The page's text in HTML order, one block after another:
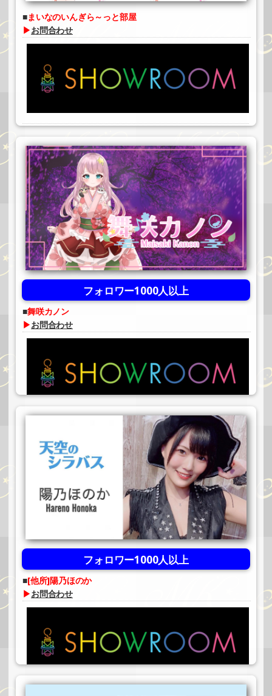
まいなのいんぎら～っと部屋
▶お問合わせ
フォロワー1000人以上
舞咲カノン
▶お問合わせ
フォロワー1000人以上
[他所]陽乃ほのか
▶お問合わせ